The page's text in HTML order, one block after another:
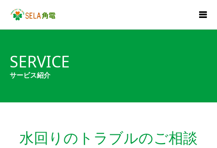
SERVICE
サービス紹介
水回りのトラブルのご相談